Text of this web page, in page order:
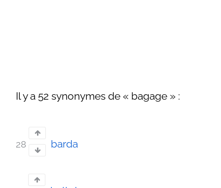
Il y a 52 synonymes de « bagage » :
28 barda